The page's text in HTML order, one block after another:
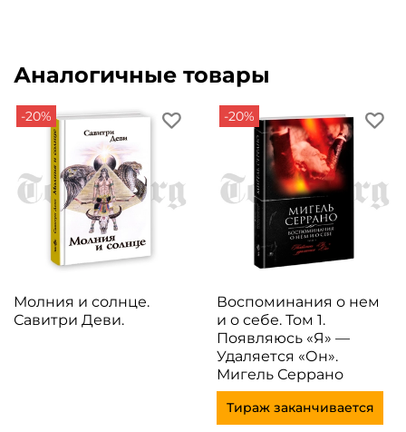
Аналогичные товары
-20%
Молния и солнце.
Савитри Деви.
-20%
Воспоминания о нем
и о себе. Том 1.
Появляюсь «Я» —
Удаляется «Он».
Мигель Серрано
Тираж заканчивается